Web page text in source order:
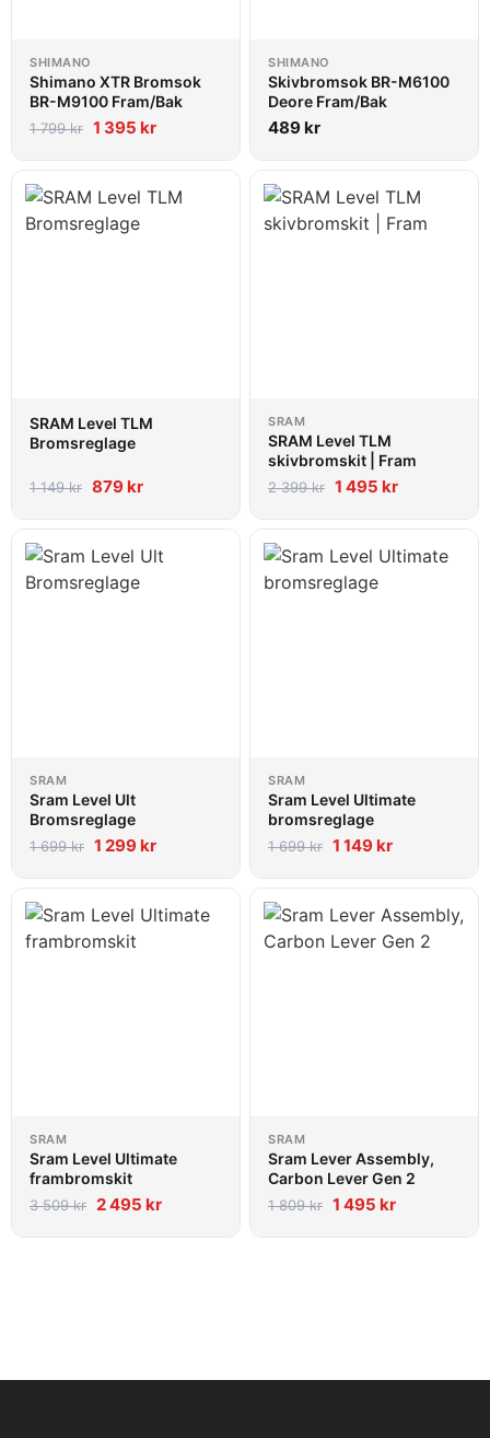
SHIMANO
Shimano XTR Bromsok
BR-M9100 Fram/Bak
1 799kr 1 395 kr
SHIMANO
Skivbromsok BR-M6100
Deore Fram/Bak
489kr
SRAM Level TLM
Bromsreglage
1 149kr 879 kr
SRAM
SRAM Level TLM
skivbromskit | Fram
2 399kr 1 495 kr
SRAM
Sram Level Ult
Bromsreglage
1 699kr 1 299 kr
SRAM
Sram Level Ultimate
bromsreglage
1 699kr 1 149 kr
SRAM
Sram Level Ultimate
frambromskit
3 509kr 2 495 kr
SRAM
Sram Lever Assembly,
Carbon Lever Gen 2
1 809kr 1 495 kr